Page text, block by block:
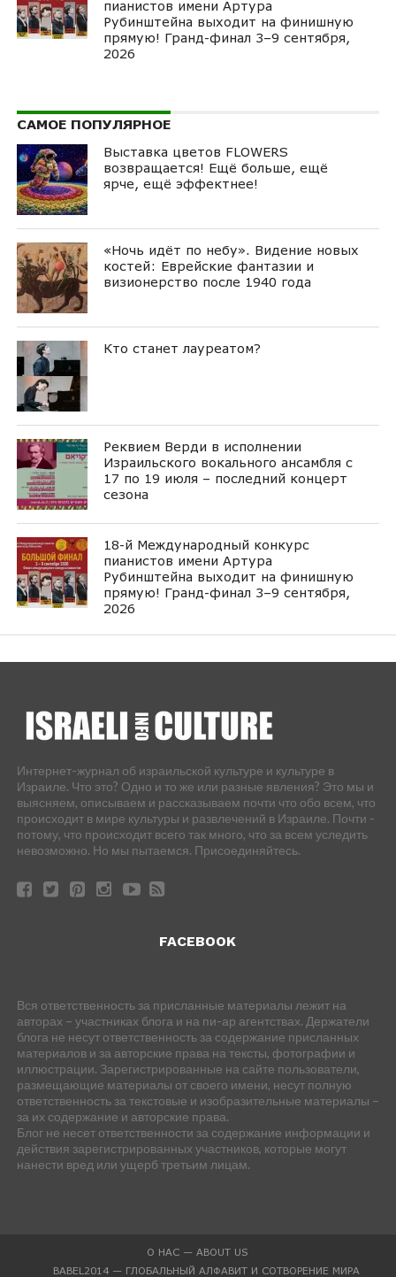
пианистов имени Артура
Рубинштейна выходит на финишную
прямую! Гранд-финал 3–9 сентября,
2026
САМОЕ ПОПУЛЯРНОЕ
Выставка цветов FLOWERS
возвращается! Ещё больше, ещё
ярче, ещё эффектнее!
«Ночь идёт по небу». Видение новых
костей: Еврейские фантазии и
визионерство после 1940 года
Кто станет лауреатом?
Реквием Верди в исполнении
Израильского вокального ансамбля с
17 по 19 июля – последний концерт
сезона
18-й Международный конкурс
пианистов имени Артура
Рубинштейна выходит на финишную
прямую! Гранд-финал 3–9 сентября,
2026
Интернет-журнал об израильской культуре и культуре в
Израиле. Что это? Одно и то же или разные явления? Это мы и
выясняем, описываем и рассказываем почти что обо всем, что
происходит в мире культуры и развлечений в Израиле. Почти -
потому, что происходит всего так много, что за всем уследить
невозможно. Но мы пытаемся. Присоединяйтесь.
FACEBOOK
Вся ответственность за присланные материалы лежит на
авторах – участниках блога и на пи-ар агентствах. Держатели
блога не несут ответственность за содержание присланных
материалов и за авторские права на тексты, фотографии и
иллюстрации. Зарегистрированные на сайте пользователи,
размещающие материалы от своего имени, несут полную
ответственность за текстовые и изобразительные материалы –
за их содержание и авторские права.
Блог не несет ответственности за содержание информации и
действия зарегистрированных участников, которые могут
нанести вред или ущерб третьим лицам.
О НАС — ABOUT US
BABEL2014 — ГЛОБАЛЬНЫЙ АЛФАВИТ И СОТВОРЕНИЕ МИРА